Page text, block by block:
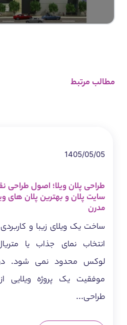
مطالب مرتبط
1405/05/05
طراحی پلان ویلا؛ اصول طراحی
سایت پلان و بهترین پلان های
مدرن
ساخت یک ویلای زیبا و کاربردی
انتخاب نمای جذاب یا
لوکس محدود نمی شود. در
موفقیت یک پروژه ویلایی
طراحی...